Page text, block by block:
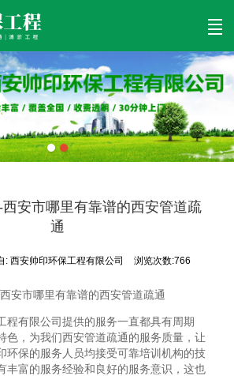
污泥工程 清淤检测
安市哪里有靠谱的西安管道疏
通
:西安帅印环保工程有限公司 浏览次数:766
安市哪里有靠谱的西安管道疏通
程有限公司提供的服务一直都具有周期
色，为我们西安管道疏通的服务质量，让
环保的服务人员均接受可靠培训机构的技
丰富的服务经验和良好的服务意识，这也